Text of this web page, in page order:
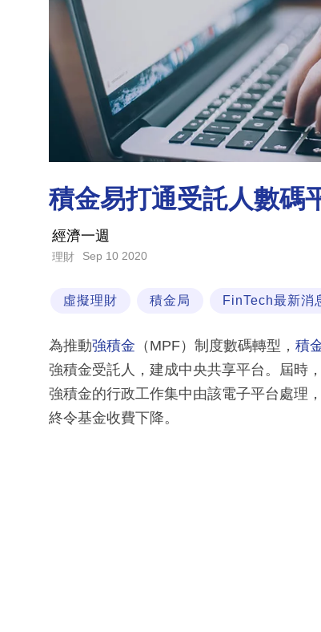
積金易打通受託人數碼
經濟一週
理財 Sep 10 2020
虛擬理財 積金局 FinTech最新消
為推動強積金 （MPF）制度數碼轉型， 積
強積金受託人，建成中央共享平台。屆時
強積金的行政工作集中由該電子平台處理
終令基金收費下降。